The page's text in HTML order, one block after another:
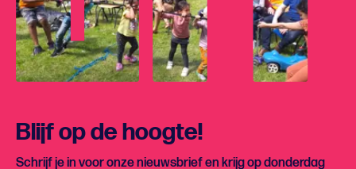
Blijf op de hoogte!
Schrijf je in voor onze nieuwsbrief en krijg op donderdag